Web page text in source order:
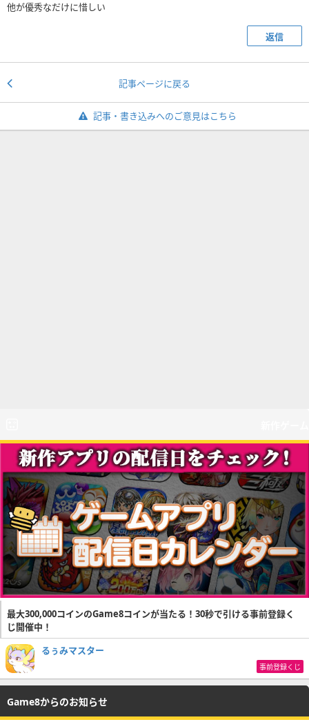
他が優秀なだけに惜しい
返信
記事ページに戻る
記事・書き込みへのご意見はこちら
最大300,000コインのGame8コインが当たる！30秒で引ける事前登録く
じ開催中！
るぅみマスター
事前登録くじ
Game8からのお知らせ